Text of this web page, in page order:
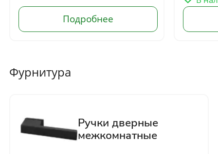
Фурнитура
Отправить